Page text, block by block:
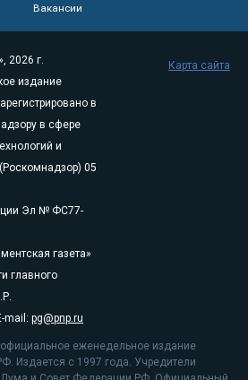
Вакансии
2026 г.
издание
в
в сфере
и
05
Эл № ФС77-
газета»
главного
mail: pg@pnp.ru
официальное еженедельное издание
Издается с 1997 года. Учредители
Карта сайта